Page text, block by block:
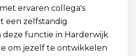
ervaren collega's
een zelfstandig
deze functie in Harderwijk
om jezelf te ontwikkelen